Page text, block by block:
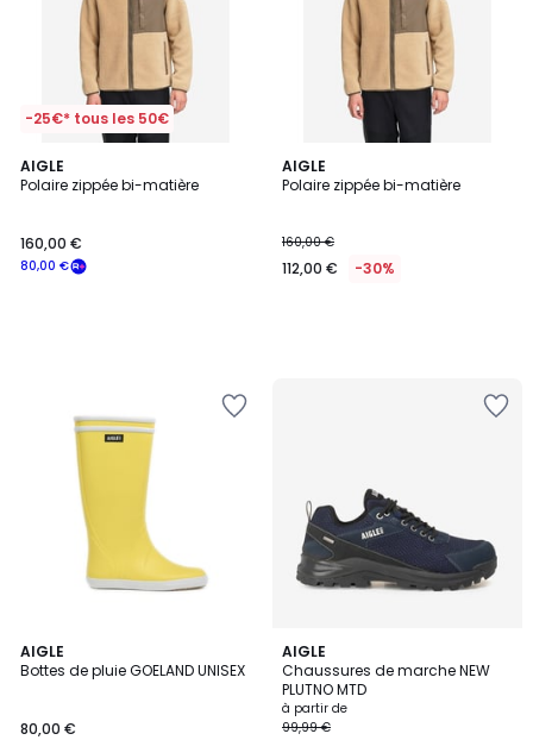
-25€* tous les 50€
AIGLE
Polaire zippée bi-matière
80,00 €
160,00 €
AIGLE
Polaire zippée bi-matière
160,00 €
112,00 € -30%
AIGLE
Bottes de pluie GOELAND UNISEX
80,00 €
AIGLE
Chaussures de marche NEW
PLUTNO MTD
à partir de
99,99 €
2
Couleurs